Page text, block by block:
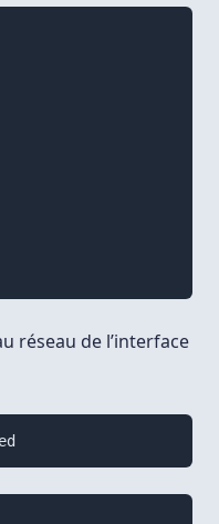
réseau de l’interface